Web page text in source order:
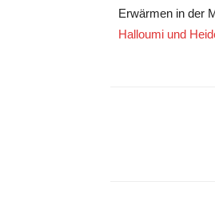
Erwärmen in der
Halloumi und